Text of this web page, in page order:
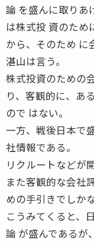
論 を盛んに取りあ
は株式投 資のため
から、そのため に
湛山は言う。
株式投資のための
り、客観的に、あ
ので はない。
一方、戦後日本で
社情報である。
リクルートなどが
また客観的な会社
めの手引きでしかな
こうみてくると、
論 が盛んであるが